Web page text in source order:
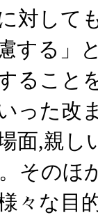
対して
する」
ること
った改
面,親し
そのほ
々な目